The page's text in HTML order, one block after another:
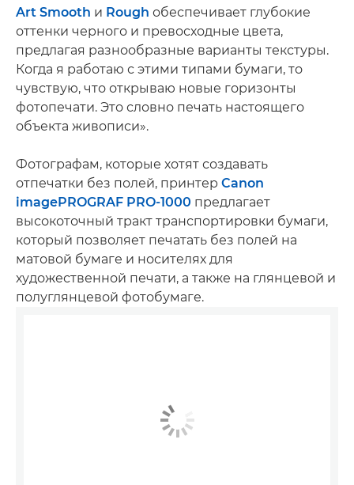
Art Smooth и Rough обеспечивает глубокие
оттенки черного и превосходные цвета,
предлагая разнообразные варианты текстуры.
Когда я работаю с этими типами бумаги, то
чувствую, что открываю новые горизонты
фотопечати. Это словно печать настоящего
объекта живописи».
Фотографам, которые хотят создавать
отпечатки без полей, принтер Canon
imagePROGRAF PRO-1000 предлагает
высокоточный тракт транспортировки бумаги,
который позволяет печатать без полей на
матовой бумаге и носителях для
художественной печати, а также на глянцевой и
полуглянцевой фотобумаге.